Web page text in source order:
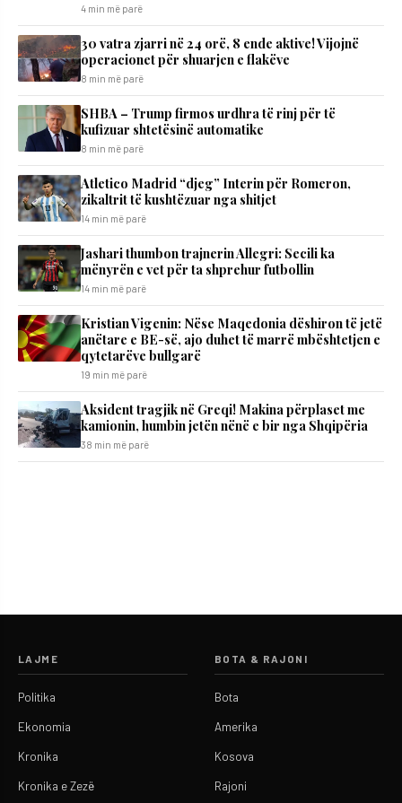
4 min më parë
30 vatra zjarri në 24 orë, 8 ende aktive! Vijojnë
operacionet për shuarjen e flakëve
8 min më parë
SHBA – Trump firmos urdhra të rinj për të
kufizuar shtetësinë automatike
8 min më parë
Atletico Madrid “djeg” Interin për Romeron,
zikaltrit të kushtëzuar nga shitjet
14 min më parë
Jashari thumbon trajnerin Allegri: Secili ka
mënyrën e vet për ta shprehur futbollin
14 min më parë
Kristian Vigenin: Nëse Maqedonia dëshiron të jetë
anëtare e BE-së, ajo duhet të marrë mbështetjen e
qytetarëve bullgarë
19 min më parë
Aksident tragjik në Greqi! Makina përplaset me
kamionin, humbin jetën nënë e bir nga Shqipëria
38 min më parë
LAJME
Politika
Ekonomia
Kronika
Kronika e Zezë
BOTA & RAJONI
Bota
Amerika
Kosova
Rajoni